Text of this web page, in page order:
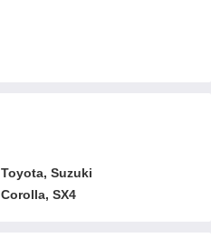
Toyota, Suzuki
Corolla, SX4